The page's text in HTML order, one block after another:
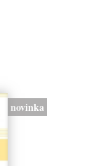
novinka